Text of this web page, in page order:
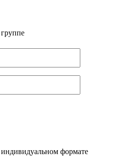
группе
индивидуальном формате